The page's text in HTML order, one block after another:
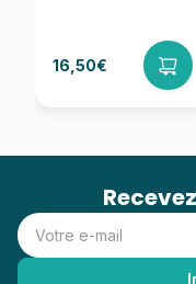
16,50€